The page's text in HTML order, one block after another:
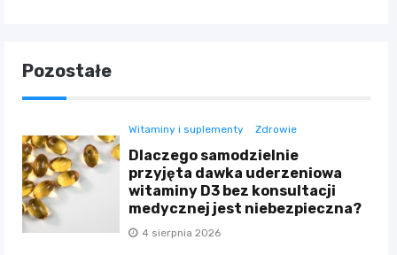
Pozostałe
Witaminy i suplementy Zdrowie
Dlaczego samodzielnie
przyjęta dawka uderzeniowa
witaminy D3 bez konsultacji
medycznej jest niebezpieczna?
4 sierpnia 2026